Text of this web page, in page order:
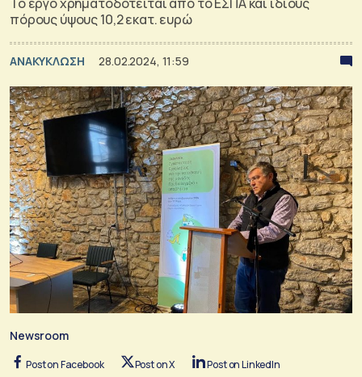
πόρους ύψους 10,2 εκατ. ευρώ
ΑΝΑΚΥΚΛΩΣΗ 28.02.2024, 11:59
Newsroom
Post on Facebook Post on X Post on LinkedIn